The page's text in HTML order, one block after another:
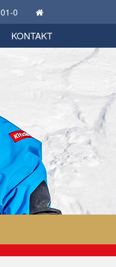
0
KONTAKT